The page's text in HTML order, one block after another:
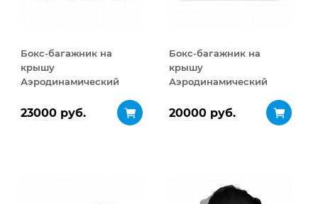
Бокс-багажник на
крышу
Аэродинамический
ДВУСТОРОННЕЕ
23000 руб.
Бокс-багажник на
крышу
Аэродинамический
ДВУСТОРОННЕЕ
20000 руб.